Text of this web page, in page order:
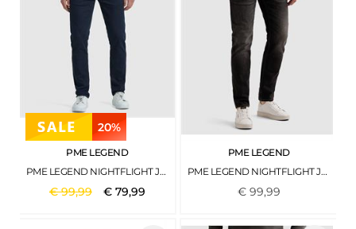
20%
PME LEGEND
PME LEGEND NIGHTFLIGHT JEANS DARK CLEAN BLUE
€99,99 € 79,99
PME LEGEND
PME LEGEND NIGHTFLIGHT JEANS ONYX DARK GREY
€ 99,99